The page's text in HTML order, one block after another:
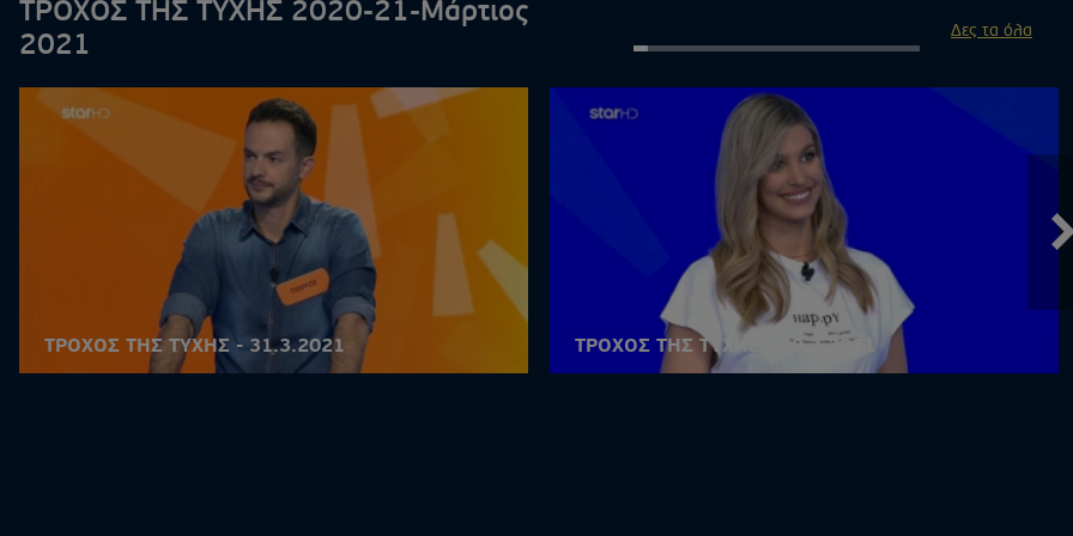
ΤΡΟΧΟΣ ΤΗΣ ΤΥΧΗΣ 2020-21-Μάρτιος
2021
Δες τα όλα
ΤΡΟΧΟΣ ΤΗΣ ΤΥΧΗΣ - 31.3.2021 ΤΡΟΧΟΣ ΤΗΣ ΤΥΧΗΣ - 30.3.2021